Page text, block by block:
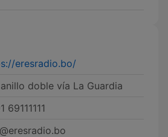
eresradio.bo/
doble vía La Guardia
69111111